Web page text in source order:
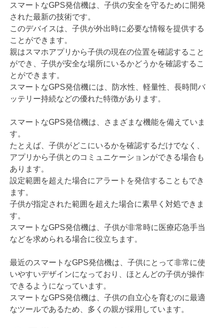
スマートなGPS発信機は、子供の安全を守るために開発
された最新の技術です。
このデバイスは、子供が外出時に必要な情報を提供する
ことができます。
親はスマホアプリから子供の現在の位置を確認すること
ができ、子供が安全な場所にいるかどうかを確認するこ
とができます。
スマートなGPS発信機には、防水性、軽量性、長時間バ
ッテリー持続などの優れた特徴があります。
スマートなGPS発信機は、さまざまな機能を備えていま
す。
たとえば、子供がどこにいるかを確認するだけでなく、
アプリから子供とのコミュニケーションができる場合も
あります。
設定範囲を超えた場合にアラートを発信することもでき
ます。
子供が指定された範囲を超えた場合に素早く対処できま
す。
スマートなGPS発信機は、子供が非常時に医療応急手当
などを求められる場合に役立ちます。
最近のスマートなGPS発信機は、子供にとって非常に使
いやすいデザインになっており、ほとんどの子供が操作
できるようになっています。
スマートなGPS発信機は、子供の自立心を育むのに最適
なツールであるため、多くの親が採用しています。